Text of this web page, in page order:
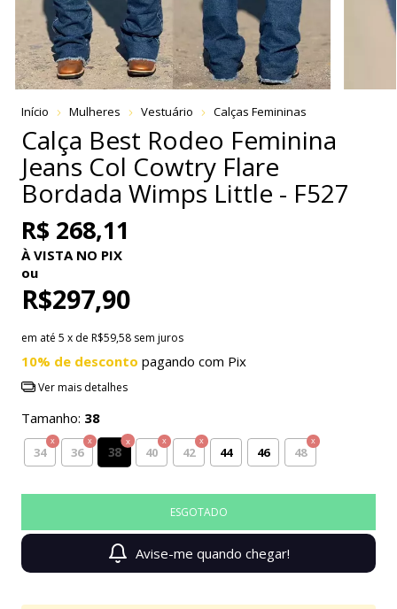
Início Mulheres Vestuário Calças Femininas
Calça Best Rodeo Feminina
Jeans Col Cowtry Flare
Bordada Wimps Little - F527
R$ 268,11
À VISTA NO PIX
ou
R$297,90
em até 5 x de R$59,58 sem juros
10% de desconto pagando com Pix
Ver mais detalhes
Tamanho: 38
34 36 38 40 42 44 46 48
Avise-me quando chegar!